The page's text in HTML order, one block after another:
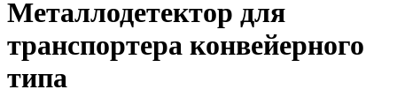
Металлодетектор для
транспортера конвейерного
типа